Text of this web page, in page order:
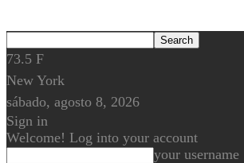
73.5 F
New York
sábado, agosto 8, 2026
Sign in
Welcome! Log into your account
your username